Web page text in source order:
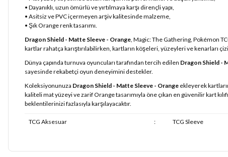
• Dayanıklı, uzun ömürlü ve yırtılmaya karşı dirençli yapı,
• Asitsiz ve PVC içermeyen arşiv kalitesinde malzeme,
• Şık Orange renk tasarımı.
Dragon Shield - Matte Sleeve - Orange, Magic: The Gathering, Pokémon
kartlar rahatça karıştırılabilirken, kartların köşeleri, yüzeyleri ve kenarları
Dünya çapında turnuva oyuncuları tarafından tercih edilen Dragon Shield -
sayesinde rekabetçi oyun deneyimini destekler.
Koleksiyonunuza Dragon Shield - Matte Sleeve - Orange ekleyerek
kaliteli mat yüzeyi ve zarif Orange tasarımıyla öne çıkan en güvenilir kart
beklentilerinizi fazlasıyla karşılayacaktır.
TCG Aksesuar : TCG Sleeve